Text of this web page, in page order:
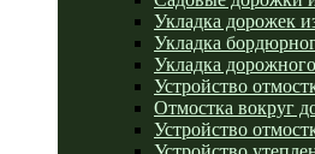
Укладка дорожек
Укладка
Укладка
Устройство
Отмостка вокруг
Устройство